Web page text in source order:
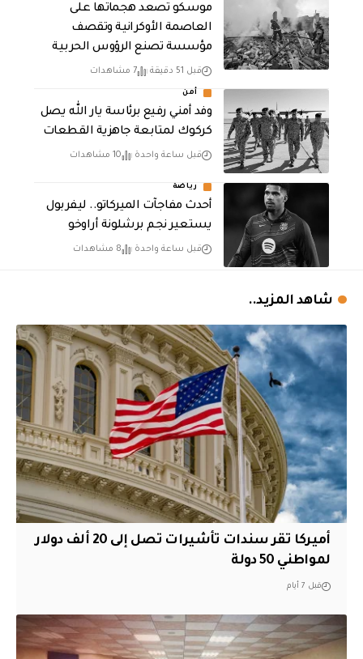
موسكو تصعد هجماتها على
العاصمة الأوكرانية وتقصف
مؤسسة تصنع الرؤوس الحربية
قبل 51 دقيقة 7 مشاهدات
أمن
وفد أمني رفيع برئاسة يار الله يصل
كركوك لمتابعة جاهزية القطعات
قبل ساعة واحدة 10 مشاهدات
رياضة
أحدث مفاجآت الميركاتو.. ليفربول
يستعير نجم برشلونة أراوخو
قبل ساعة واحدة 8 مشاهدات
شاهد المزيد..
أميركا تقر سندات تأشيرات تصل إلى 20 ألف دولار
لمواطني 50 دولة
قبل 7 أيام